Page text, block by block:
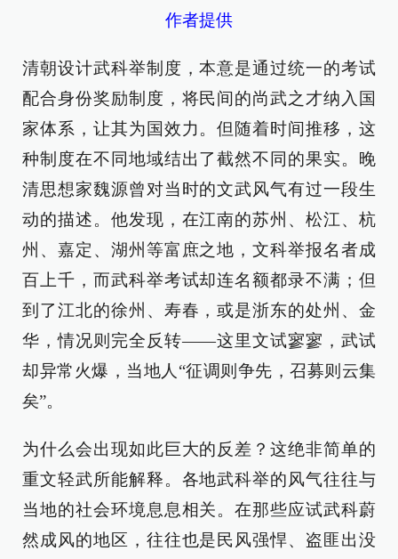
作者提供
清朝设计武科举制度，本意是通过统一的考试
配合身份奖励制度，将民间的尚武之才纳入国
家体系，让其为国效力。但随着时间推移，这
种制度在不同地域结出了截然不同的果实。晚
清思想家魏源曾对当时的文武风气有过一段生
动的描述。他发现，在江南的苏州、松江、杭
州、嘉定、湖州等富庶之地，文科举报名者成
百上千，而武科举考试却连名额都录不满；但
到了江北的徐州、寿春，或是浙东的处州、金
华，情况则完全反转——这里文试寥寥，武试
却异常火爆，当地人“征调则争先，召募则云集
矣”。
为什么会出现如此巨大的反差？这绝非简单的
重文轻武所能解释。各地武科举的风气往往与
当地的社会环境息息相关。在那些应试武科蔚
然成风的地区，往往也是民风强悍、盗匪出没